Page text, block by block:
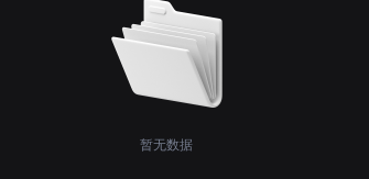
暂无数据